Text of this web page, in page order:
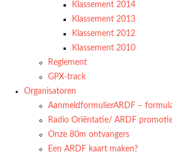
Klassement 2014
Klassement 2013
Klassement 2012
Klassement 2010
Reglement
GPX-track
Organisatoren
AanmeldformulierARDF –
Radio Oriëntatie/ ARDF
Onze 80m ontvangers
Een ARDF kaart maken?